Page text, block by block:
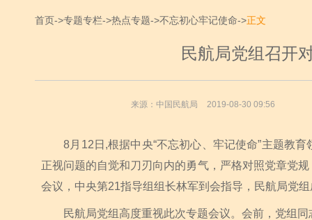
首页->专题专栏->热点专题->不忘初心牢记使命->正文
民航局党组召开
来源：中国民航局 2019-08-30 09:56
8月12日,根据中央“不忘初心、牢记使命”主题教育
正视问题的自觉和刀刃向内的勇气，严格对照党章党
会议，中央第21指导组组长林军到会指导，民航局党
民航局党组高度重视此次专题会议。会前，党组同